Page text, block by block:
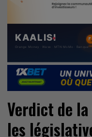
Verdict de
les